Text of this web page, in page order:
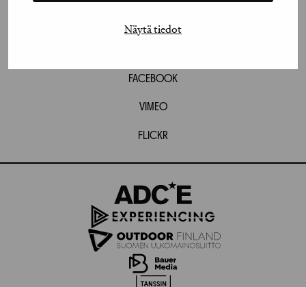
Näytä tiedot
INSTAGRAM
FACEBOOK
VIMEO
FLICKR